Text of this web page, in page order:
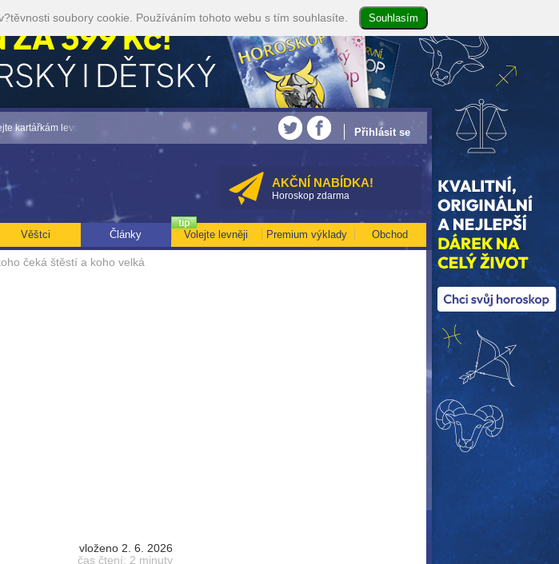
AKČNÍ NABÍDKA!
Horoskop zdarma
čeká štěstí a koho velká
vloženo 2. 6. 2026
čas čtení: 2 minuty
Věštci Články Volejte levněji Premium výklady Obchod
a využijte akci 35kč/min! [více] • TAROT NA SRPEN ZA 49,-KČ... [více] • NEJVĚTŠÍ ROČNÍ HOROSKOP NA ROK
Přihlásit se
soubory cookie. Používáním tohoto webu s tím souhlasíte.